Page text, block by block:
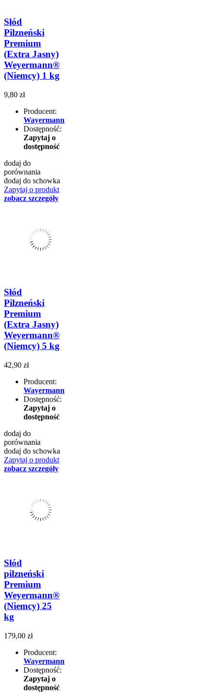
Słód
Pilzneński
Premium
(Extra Jasny)
Weyermann®
(Niemcy) 1 kg
9,80 zł
Producent:
Wayermann
Dostępność:
Zapytaj o
dostępność
dodaj do
porównania
dodaj do schowka
Zapytaj o produkt
zobacz szczegóły
Słód
Pilzneński
Premium
(Extra Jasny)
Weyermann®
(Niemcy) 5 kg
42,90 zł
Producent:
Wayermann
Dostępność:
Zapytaj o
dostępność
dodaj do
porównania
dodaj do schowka
Zapytaj o produkt
zobacz szczegóły
Słód
pilzneński
Premium
Weyermann®
(Niemcy) 25
kg
179,00 zł
Producent:
Wayermann
Dostępność:
Zapytaj o
dostępność